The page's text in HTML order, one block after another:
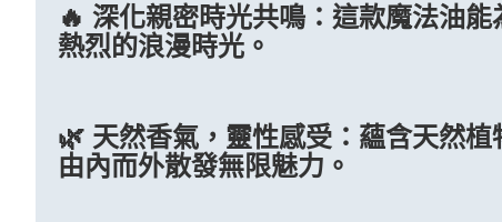
🔥 深化親密時光共鳴：這款魔法油
熱烈的浪漫時光。
🌿 天然香氣，靈性感受：蘊含天然
由內而外散發無限魅力。